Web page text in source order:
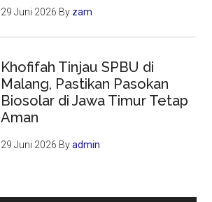
29 Juni 2026 By zam
Khofifah Tinjau SPBU di
Malang, Pastikan Pasokan
Biosolar di Jawa Timur Tetap
Aman
29 Juni 2026 Byadmin